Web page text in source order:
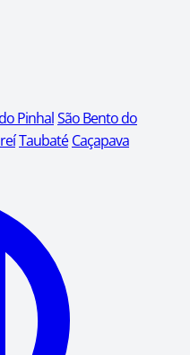
PinhalSão Bento do
Taubaté Caçapava